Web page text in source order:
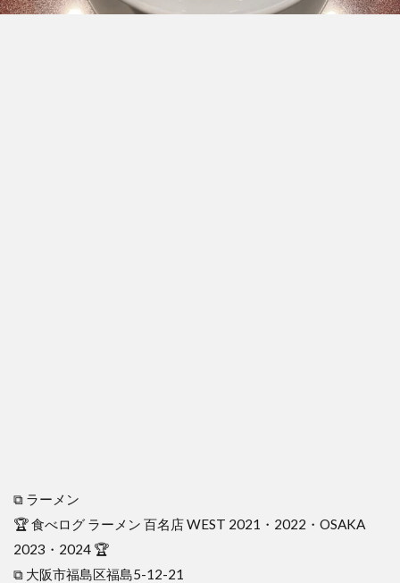
⧉ ラーメン
🏆 食べログ ラーメン 百名店 WEST 2021・2022・OSAKA
2023・2024 🏆
⧉ 大阪市福島区福島5-12-21